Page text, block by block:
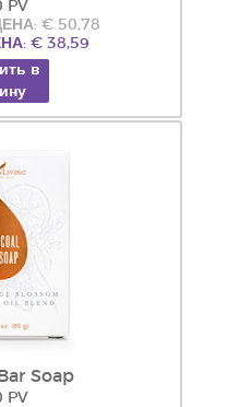
PV
€ 50,78
€ 38,59
в
Soap
PV